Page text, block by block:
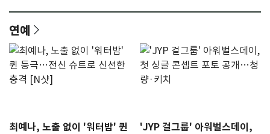
연예
최예나, 노출 없이 '워터밤' 퀸
'JYP 걸그룹' 아워벌스데이,